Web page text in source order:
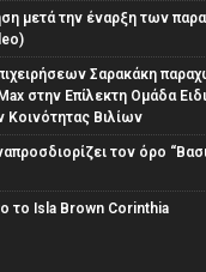
μετά την έναρξη των
Σαρακάκη
στην Επίλεκτη Ομάδα
Βιλίων
τον όρο
το Isla Brown Corinthia